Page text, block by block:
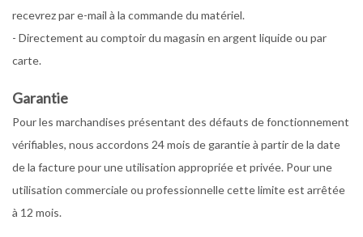
recevrez par e-mail à la commande du matériel.
- Directement au comptoir du magasin en argent liquide ou par
carte.
Garantie
Pour les marchandises présentant des défauts de fonctionnement
vérifiables, nous accordons 24 mois de garantie à partir de la date
de la facture pour une utilisation appropriée et privée. Pour une
utilisation commerciale ou professionnelle cette limite est arrêtée
à 12 mois.